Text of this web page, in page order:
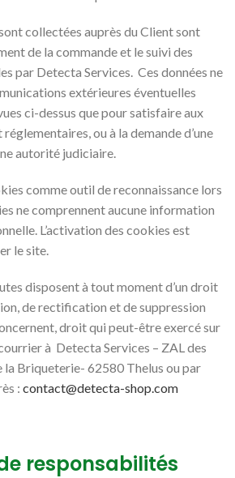
collectées auprès du Client sont
de la commande et le suivi des
par Detecta Services. Ces données ne
extérieures éventuelles
ci-dessus que pour satisfaire aux
ou à la demande d’une
autorité judiciaire.
comme outil de reconnaissance lors
ne comprennent aucune information
L’activation des cookies est
le site.
disposent à tout moment d’un droit
de rectification et de suppression
droit qui peut-être exercé sur
à Detecta Services – ZAL des
la Briqueterie- 62580 Thelus ou par
: contact@detecta-shop.com
responsabilités